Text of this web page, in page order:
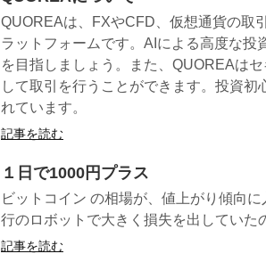
QUOREAは、FXやCFD、仮想通貨の取
ラットフォームです。AIによる高度な投
を目指しましょう。また、QUOREAは
して取引を行うことができます。投資
れています。
記事を読む
１日で1000円プラス
ビットコイン の相場が、値上がり傾向
行のロボットで大きく損失を出していた
記事を読む